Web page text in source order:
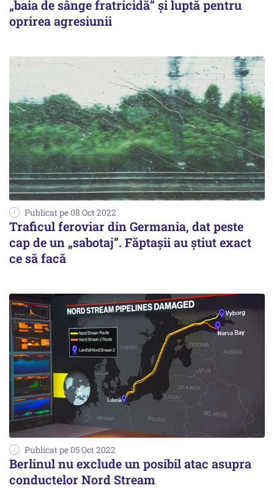
„baia de sânge fratricidă” și luptă pentru
oprirea agresiunii
Publicat pe 08 Oct 2022
Traficul feroviar din Germania, dat peste
cap de un „sabotaj”. Făptașii au știut exact
ce să facă
Publicat pe 05 Oct 2022
Berlinul nu exclude un posibil atac asupra
conductelor Nord Stream